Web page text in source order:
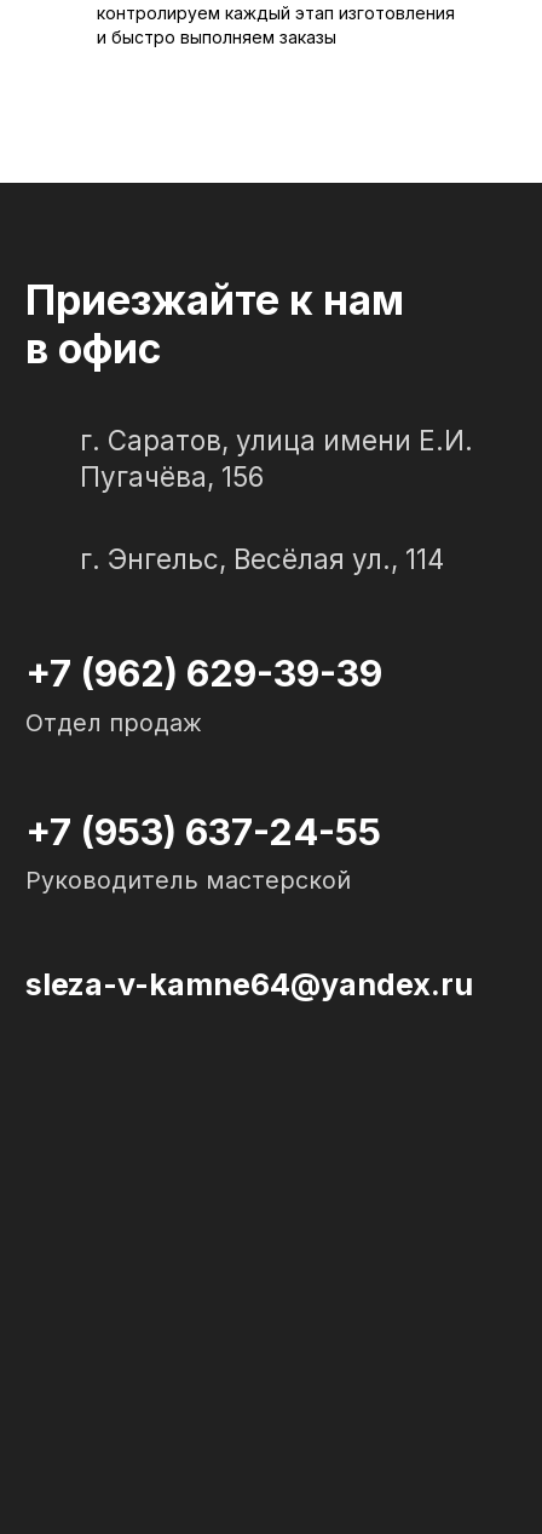
контролируем каждый этап изготовления
и быстро выполняем заказы
ПАМЯТНИКИ
Двойные
Элитные
© 2012-2024 гранитная мастерская
СЛЕЗА В
ИНФОРМАЦИЯ
320645100001950
644910038492
Политика конфиденциальности
Доставка и